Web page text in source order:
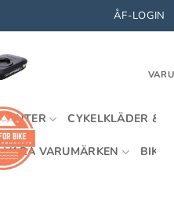
ÅF-LOGIN
CYKELKLÄDER &
VÅRA VARUMÄRKEN